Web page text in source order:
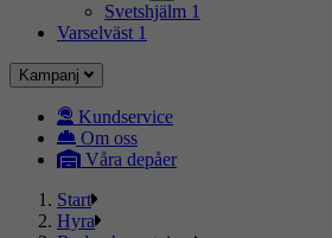
Svetshjälm 1
Varselväst 1
Kampanj
Kundservice
Om oss
Våra depåer
Start
Hyra